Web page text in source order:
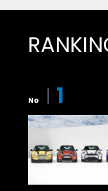
No 1